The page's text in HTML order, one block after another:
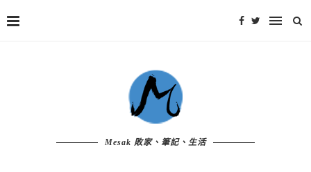
Mesak 敗家、筆記、生活